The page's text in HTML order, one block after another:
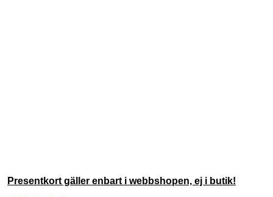
Presentkort gäller enbart i webbshopen, ej i butik!